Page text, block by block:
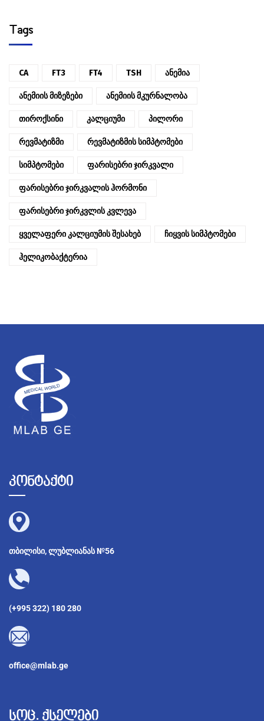
Tags
CA FT3 FT4 TSH Ანემია
Ანემიის Მიზეზები Ანემიის Მკურნალობა
Თიროქსინი Კალციუმი Პილორი
Რევმატიზმი Რევმატიზმის Სიმპტომები
Სიმპტომები Ფარისებრი Ჯირკვალი
Ფარისებრი Ჯირკვალის Ჰორმონი
Ფარისებრი Ჯირკვლის Კვლევა
Ყველაფერი Კალციუმის Შესახებ Ჩიყვის Სიმპტომები
Ჰელიკობაქტერია
კონტაქტი
თბილისი, ლუბლიანას №56
(+995 322) 180 280
office@mlab.ge
სოც. ქსელები